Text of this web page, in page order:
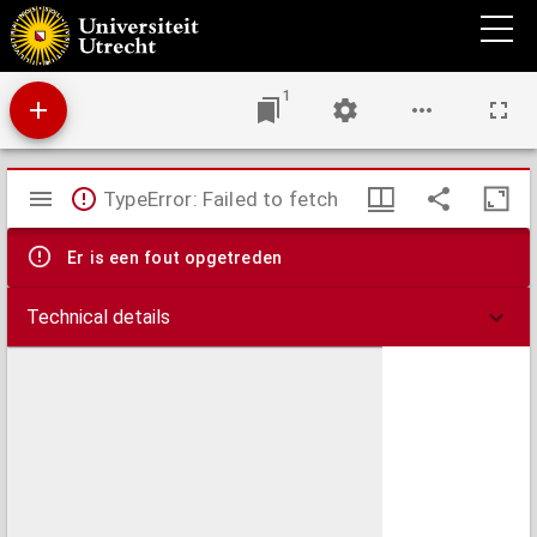
Leren in dialoog : een discussie over samenwerkend leren in onderwijs en opleiding
1
Mirador
viewer
TypeError: Failed to fetch
Er is een fout opgetreden
Technical details